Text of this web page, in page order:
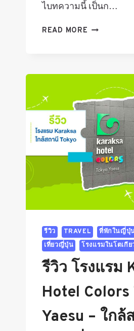
ไบทความนี้ เป็นก…
READ MORE รีวิว
กุ
โกะ
เทศกาล
ซากุระ
&
เจดีย์
แดง
CHUREITO
รีวิว TRAVEL ที่พักในญี่ปุ่
เที่ยวญี่ปุ่น
โรงแรมในโตเกีย
รีวิว โรงแรม
Hotel Colors
Yaesu – ใกล้